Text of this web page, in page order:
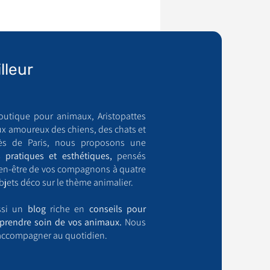
pour animaux, Aristopattes
amoureux des chiens, des chats et
de Paris, nous proposons une
et esthétiques, pensés
être de vos compagnons à quatre
déco sur le thème animalier.
un blogriche en conseils pour
soin de vos animaux. Nous
au quotidien.